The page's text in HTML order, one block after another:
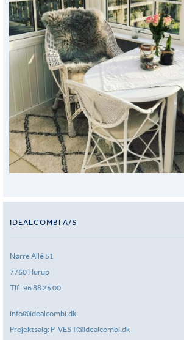
IDEALCOMBI A/S
Nørre Allé 51
7760 Hurup
Tlf.:96 88 25 00
info@idealcombi.dk
Projektsalg: P-VEST@idealcombi.dk